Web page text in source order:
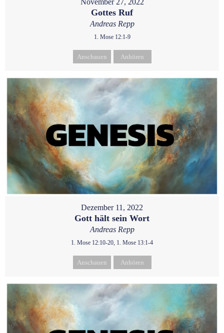
Gottes Ruf
Andreas Repp
1. Mose 12:1-9
Anschauen Anhören
Dezember 11, 2022
Gott hält sein Wort
Andreas Repp
1. Mose 12:10-20, 1. Mose 13:1-4
Anschauen Anhören